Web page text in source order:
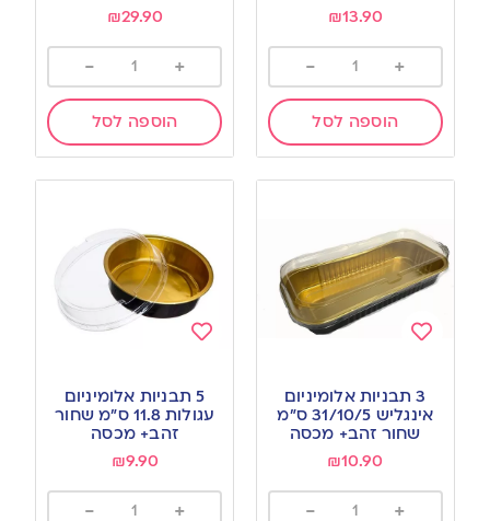
₪13.90
+
-
הוספה לסל
₪29.90
+
-
הוספה לסל
to
wishlist
3 תבניות אלומיניום
אינגליש 31/10/5 ס”מ
שחור זהב+ מכסה
₪10.90
+
-
to
wishlist
5 תבניות אלומיניום
עגולות 11.8 ס”מ שחור
זהב+ מכסה
₪9.90
+
-